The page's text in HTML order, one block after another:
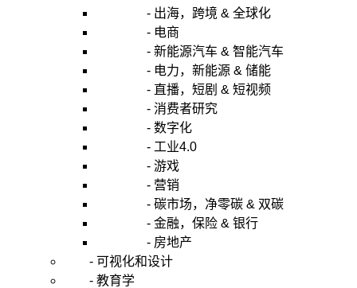
- 出海，跨境 & 全球化
- 电商
- 新能源汽车 & 智能汽车
- 电力，新能源 & 储能
- 直播，短剧 & 短视频
- 消费者研究
- 数字化
- 工业4.0
- 游戏
- 营销
- 碳市场，净零碳 & 双碳
- 金融，保险 & 银行
- 房地产
- 可视化和设计
- 教育学